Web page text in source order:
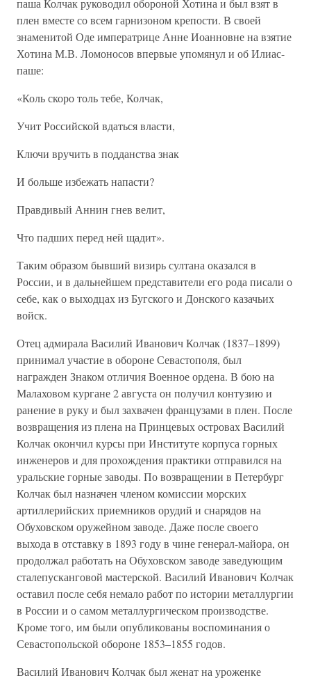
паша Колчак руководил обороной Хотина и был взят в
плен вместе со всем гарнизоном крепости. В своей
знаменитой Оде императрице Анне Иоанновне на взятие
Хотина М.В. Ломоносов впервые упомянул и об Илиас-
паше:
«Коль скоро толь тебе, Колчак,
Учит Российской вдаться власти,
Ключи вручить в подданства знак
И больше избежать напасти?
Правдивый Аннин гнев велит,
Что падших перед ней щадит».
Таким образом бывший визирь султана оказался в
России, и в дальнейшем представители его рода писали о
себе, как о выходцах из Бугского и Донского казачьих
войск.
Отец адмирала Василий Иванович Колчак (1837–1899)
принимал участие в обороне Севастополя, был
награжден Знаком отличия Военное ордена. В бою на
Малаховом кургане 2 августа он получил контузию и
ранение в руку и был захвачен французами в плен. После
возвращения из плена на Принцевых островах Василий
Колчак окончил курсы при Институте корпуса горных
инженеров и для прохождения практики отправился на
уральские горные заводы. По возвращении в Петербург
Колчак был назначен членом комиссии морских
артиллерийских приемников орудий и снарядов на
Обуховском оружейном заводе. Даже после своего
выхода в отставку в 1893 году в чине генерал-майора, он
продолжал работать на Обуховском заводе заведующим
сталепусканговой мастерской. Василий Иванович Колчак
оставил после себя немало работ по истории металлургии
в России и о самом металлургическом производстве.
Кроме того, им были опубликованы воспоминания о
Севастопольской обороне 1853–1855 годов.
Василий Иванович Колчак был женат на уроженке